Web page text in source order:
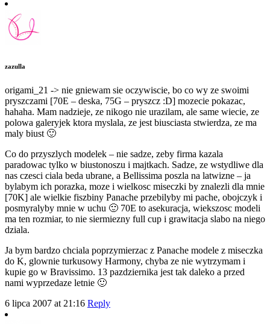
zazulla
origami_21 -> nie gniewam sie oczywiscie, bo co wy ze swoimi
pryszczami [70E – deska, 75G – pryszcz :D] mozecie pokazac,
hahaha. Mam nadzieje, ze nikogo nie urazilam, ale same wiecie, ze
polowa galeryjek ktora myslala, ze jest biusciasta stwierdza, ze ma
maly biust 🙂
Co do przyszlych modelek – nie sadze, zeby firma kazala
paradowac tylko w biustonoszu i majtkach. Sadze, ze wstydliwe dla
nas czesci ciala beda ubrane, a Bellissima poszla na latwizne – ja
bylabym ich porazka, moze i wielkosc miseczki by znalezli dla mnie
[70K] ale wielkie fiszbiny Panache przebilyby mi pache, obojczyk i
posmyralyby mnie w uchu 🙂 70E to asekuracja, wiekszosc modeli
ma ten rozmiar, to nie siermiezny full cup i grawitacja slabo na niego
dziala.
Ja bym bardzo chciala poprzymierzac z Panache modele z miseczka
do K, glownie turkusowy Harmony, chyba ze nie wytrzymam i
kupie go w Bravissimo. 13 pazdziernika jest tak daleko a przed
nami wyprzedaze letnie 🙂
6 lipca 2007 at 21:16 Reply